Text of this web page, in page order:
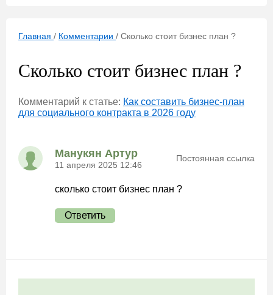
Главная / Комментарии / Сколько стоит бизнес план ?
Сколько стоит бизнес план ?
Комментарий к статье: Как составить бизнес-план
для социального контракта в 2026 году
Манукян Артур
11 апреля 2025 12:46
Постоянная ссылка
сколько стоит бизнес план ?
Ответить